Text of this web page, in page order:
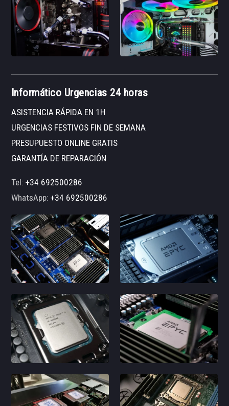
Informático Urgencias 24 horas
ASISTENCIA RÁPIDA EN 1H
URGENCIAS FESTIVOS FIN DE SEMANA
PRESUPUESTO ONLINE GRATIS
GARANTÍA DE REPARACIÓN
Tel:+34 692500286
WhatsApp:+34 692500286